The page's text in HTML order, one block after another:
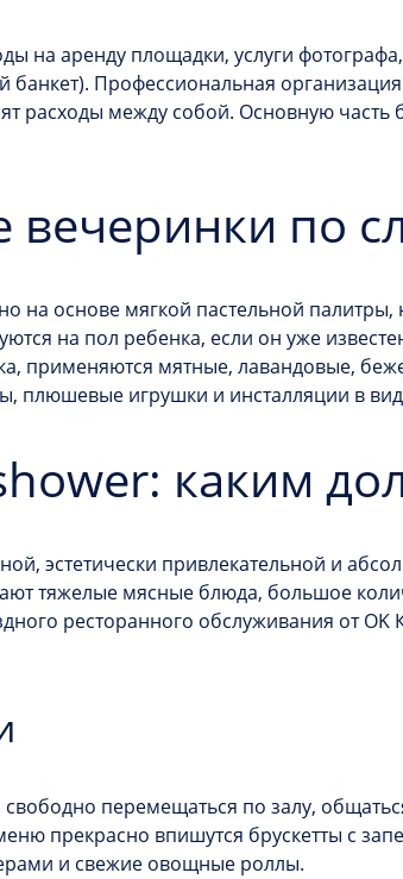
на аренду площадки, услуги
банкет). Профессиональная
расходы между собой. Основную
по
на основе мягкой пастельной
на пол ребенка, если он уже
применяются мятные, лавандовые,
игрушки и инсталляции в
каким
эстетически привлекательной и
тяжелые мясные блюда, большое
ресторанного обслуживания от
перемещаться по залу,
прекрасно впишутся брускетты с
и свежие овощные роллы.